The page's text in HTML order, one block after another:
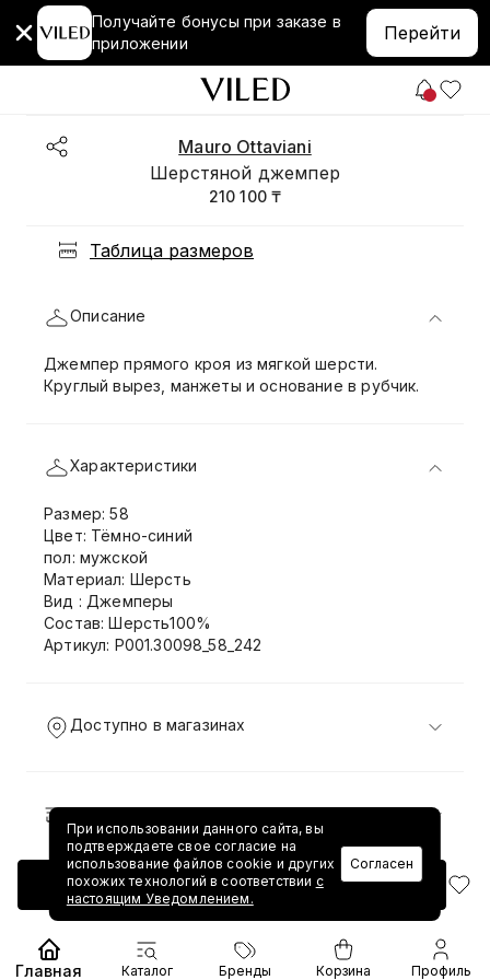
Получайте бонусы при заказе в
приложении
Перейти
Mauro Ottaviani
Шерстяной джемпер
210 100 ₸
Таблица размеров
Добавить в корзину
Описание
Джемпер прямого кроя из мягкой шерсти.
Круглый вырез, манжеты и основание в рубчик.
Характеристики
Размер: 58
Цвет: Тёмно-синий
пол: мужской
Материал: Шерсть
Вид : Джемперы
Состав: Шерсть100%
Артикул: P001.30098_58_242
Доступно в магазинах
Доставка и возврат
При использовании данного сайта, вы
подтверждаете свое согласие на
использование файлов cookie и других
похожих технологий в соответствии с
настоящим Уведомлением.
Согласен
Главная Каталог Бренды Корзина Профиль